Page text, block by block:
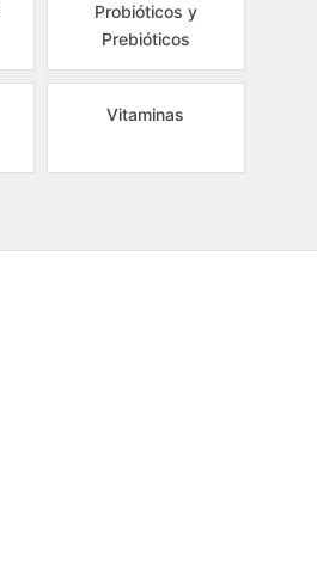
Probióticos y
Prebióticos
Vitaminas